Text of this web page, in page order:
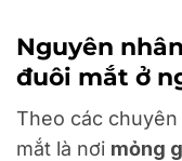
Nguyên
đuôi mắt ở
Theo các
mắt là nơi mỏng